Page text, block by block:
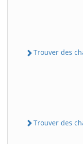
Trouver des
Trouver des